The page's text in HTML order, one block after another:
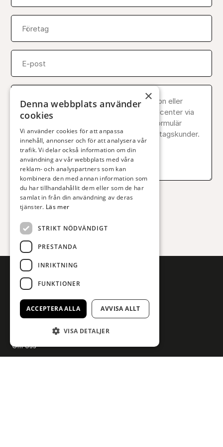
Företag
Email
Meddelande
Skicka
Om oss
×
Denna webbplats använder
cookies
Vi använder cookies för att anpassa
innehåll, annonser och för att analysera vår
trafik. Vi delar också information om din
användning av vår webbplats med våra
reklam- och analyspartners som kan
kombinera den med annan information som
du har tillhandahållit dem eller som de har
samlat in från din användning av deras
tjänster. Läs mer
STRIKT NÖDVÄNDIGT
PRESTANDA
INRIKTNING
FUNKTIONER
ACCEPTERA ALLA AVVISA ALLT
VISA DETALJER